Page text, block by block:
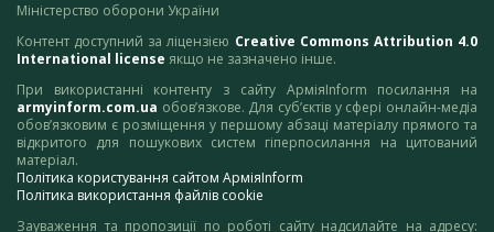
Міністерство оборони України
Контент доступний за ліцензією Creative Commons Attribution 4.0
International license якщо не зазначено інше.
При використанні контенту з сайту АрміяInform посилання на
armyinform.com.ua обов’язкове. Для суб’єктів у сфері онлайн-медіа
обов’язковим є розміщення у першому абзаці матеріалу прямого та
відкритого для пошукових систем гіперпосилання на цитований
матеріал.
Політика користування сайтом АрміяInform
Політика використання файлів cookie
Зауваження та пропозиції по роботі сайту надсилайте на адресу: